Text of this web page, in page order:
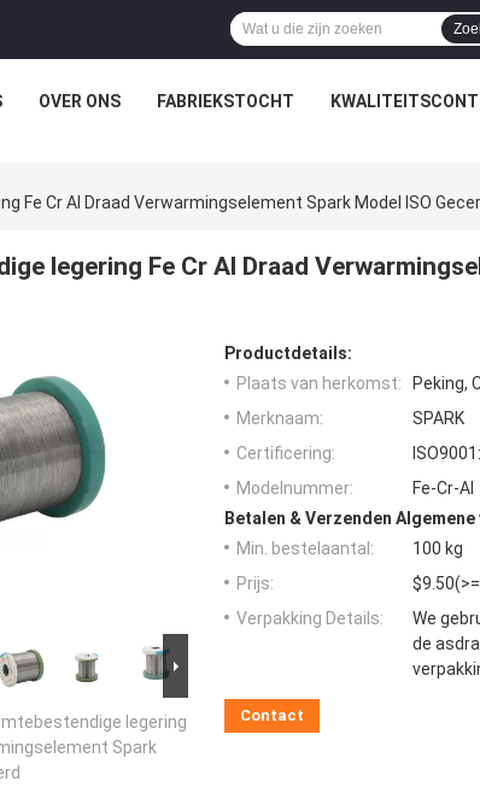
OVER ONS FABRIEKSTOCHT
Fe Cr Al Draad Verwarmingselement Spark Model ISO
legering Fe Cr Al Draad
legering
Spark
Productdetails:
Plaats van herkomst:
Peking,
Merknaam:
SPARK
Certificering:
Modelnummer:
Fe-Cr-Al
Betalen & Verzenden
Min. bestelaantal:
100 kg
Prijs:
Verpakking Details:
We
de
Contact